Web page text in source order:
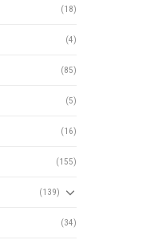
(18)
(4)
(85)
(5)
(16)
(155)
(139)
(34)